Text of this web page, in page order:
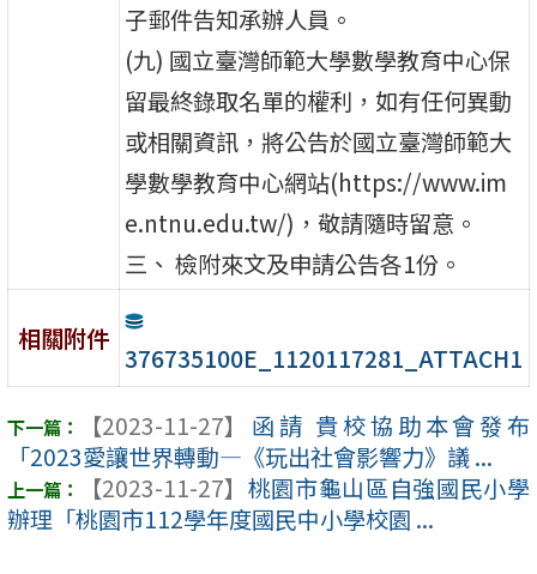
子郵件告知承辦人員。
(九) 國立臺灣師範大學數學教育中心保
留最終錄取名單的權利，如有任何異動
或相關資訊，將公告於國立臺灣師範大
學數學教育中心網站(https://www.im
e.ntnu.edu.tw/)，敬請隨時留意。
三、 檢附來文及申請公告各1份。
相關附件
376735100E_1120117281_ATTACH1
【2023-11-27】
函請 貴校協助本會發布
「2023愛讓世界轉動—《玩出社會影響力》議 ...
【2023-11-27】 桃園市龜山區自強國民小學
辦理「桃園市112學年度國民中小學校園 ...